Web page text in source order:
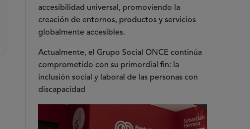
accesibilidad universal, promoviendo la
creación de entornos, productos y servicios
globalmente accesibles.
Actualmente, el Grupo Social ONCE continúa
comprometido con su primordial fin: la
inclusión social y laboral de las personas con
discapacidad